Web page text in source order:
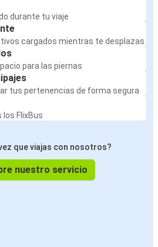
durante tu viaje
cargados mientras te desplazas
para las piernas
tus pertenencias de forma segura
los FlixBus
que viajas con nosotros?
nuestro servicio